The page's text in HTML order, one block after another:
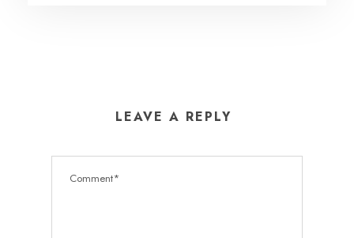
LEAVE A REPLY